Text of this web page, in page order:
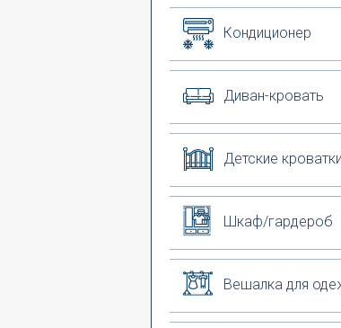
Кондиционер
Диван-кровать
Детские кроватки
Шкаф/гардероб
Вешалка для